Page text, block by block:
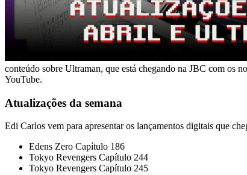
conteúdo sobre Ultraman, que está chegando na JBC com os
YouTube.
Atualizações da semana
Edi Carlos vem para apresentar os lançamentos digitais que
Edens Zero Capítulo 186
Tokyo Revengers Capítulo 244
Tokyo Revengers Capítulo 245